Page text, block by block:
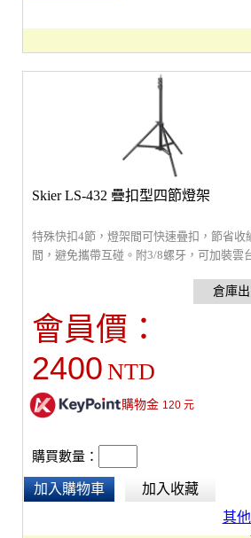
Skier LS-432 疊扣型四節燈架
特殊快扣4節，燈架間可快速疊扣，節省收
間，避免攜帶互碰。附3/8螺牙，可加裝雲
79cm , 自重 1.4kg, 折收 75cm, 載重 8 kg。
會員價：
2400 NTD
購物金 120元
購買數量：
加入購物車
加入收藏
其